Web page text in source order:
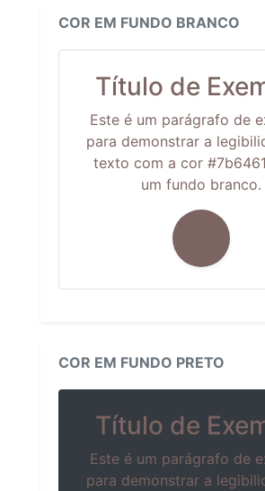
COR EM FUNDO BRANCO
Título de
Este é um parágrafo de
para demonstrar a
texto com a cor
um fundo branco.
COR EM FUNDO PRETO
Título de
Este é um parágrafo de
para demonstrar a